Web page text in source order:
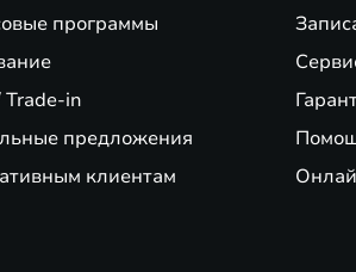
программы
in
предложения
клиентам